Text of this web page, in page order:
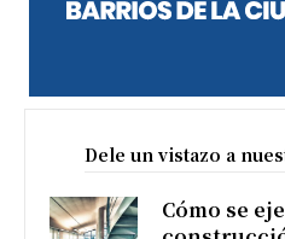
Dele un vistazo a
Cómo se